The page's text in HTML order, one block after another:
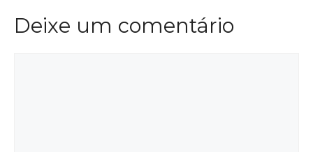
Deixe um comentário